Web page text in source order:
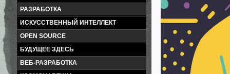
РАЗРАБОТКА
ИСКУССТВЕННЫЙ ИНТЕЛЛЕКТ
OPEN SOURCE
БУДУЩЕЕ ЗДЕСЬ
ВЕБ-РАЗРАБОТКА